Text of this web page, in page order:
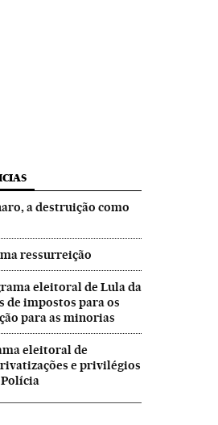
a destruição como
ressurreição
eleitoral de Lula da
de impostos para os
para as minorias
eleitoral de
e privilégios